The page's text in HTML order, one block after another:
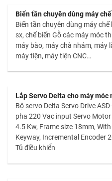
Biến tần chuyên dùng máy
Biến tần chuyên dùng máy
sx, chế biến Gỗ các máy móc
máy bào, máy chà nhám, máy
máy tiện, máy tiện
Lắp Servo Delta cho máy móc
Bộ servo Delta Servo Drive
pha 220 Vac input Servo
4.5 Kw, Frame size 18mm,
Keyway, Incremental Encoder
Tủ điều khiển